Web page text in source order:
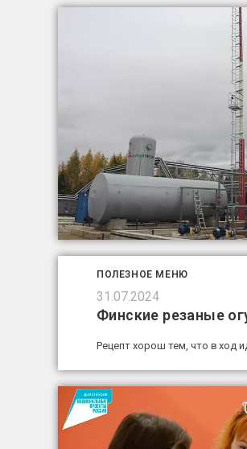
ПОЛЕЗНОЕ МЕНЮ
31.07.2024
Финские резаные
Рецепт хорош тем, что в ход